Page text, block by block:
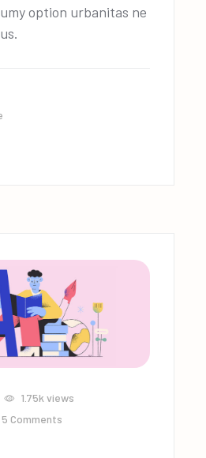
option urbanitas ne
1.75kviews
5 Comments